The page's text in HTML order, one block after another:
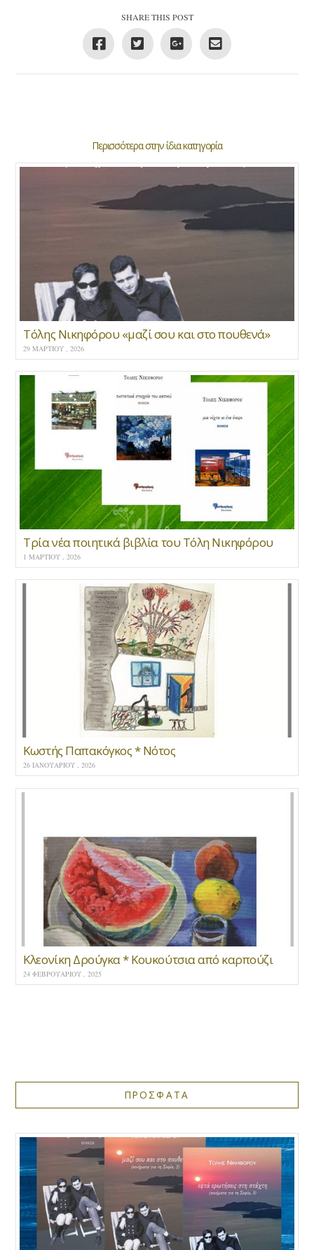
SHARE THIS POST
Περισσότερα στην ίδια κατηγορία
Τόλης Νικηφόρου «μαζί σου και στο πουθενά»
29 ΜΑΡΤΊΟΥ , 2026
Τρία νέα ποιητικά βιβλία του Τόλη Νικηφόρου
1 ΜΑΡΤΊΟΥ , 2026
Κωστής Παπακόγκος * Νότος
26 ΙΑΝΟΥΑΡΊΟΥ , 2026
Κλεονίκη Δρούγκα * Κουκούτσια από καρπούζι
24 ΦΕΒΡΟΥΑΡΊΟΥ , 2025
ΠΡΟΣΦΑΤΑ